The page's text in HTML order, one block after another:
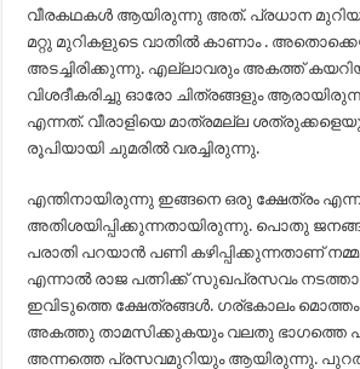
വീരകഥകൾ ആയിരുന്നു അത്. പ്രധാന
മറ്റു മുറികളുടെ വാതിൽ കാണാം .
അടച്ചിരിക്കുന്നു. എല്ലാവരും അകത്ത്‌
വിശദീകരിച്ചു ഓരോ ചിത്രങ്ങളും
എന്നത്. വീരാളിയെ മാത്രമല്ല
രൂപിയായി ചുമരിൽ വരച്ചിരുന്നു.
എന്തിനായിരുന്നു ഇങ്ങനെ ഒരു ക്ഷേത്രം
അതിശയിപ്പിക്കുന്നതായിരുന്നു. പൊതു
പരാതി പറയാൻ പണി കഴിപ്പിക്കുന്നതാണ്
എന്നാൽ രാജ പത്നിക്ക് സുഖപ്രസവം
ഇവിടുത്തെ ക്ഷേത്രങ്ങൾ. ഗര്ഭകാലം
അകത്തു താമസിക്കുകയും വലതു ഭാഗത്തെ
അന്നത്തെ പ്രസവമുറിയും ആയിരുന്നു.